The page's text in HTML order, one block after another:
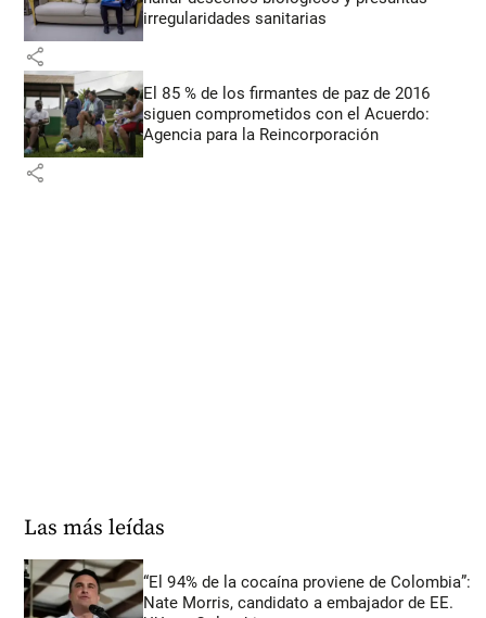
irregularidades sanitarias
share
El 85 % de los firmantes de paz de 2016
siguen comprometidos con el Acuerdo:
Agencia para la Reincorporación
share
Las más leídas
“El 94% de la cocaína proviene de Colombia”:
Nate Morris, candidato a embajador de EE.